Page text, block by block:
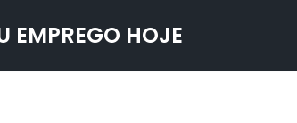
EMPREGO HOJE